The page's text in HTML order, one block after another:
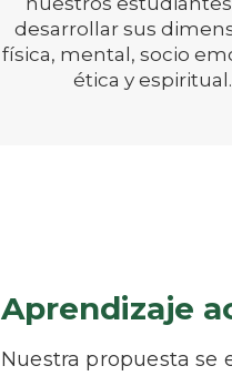
cursos y talleres: música,
arte.
Aprendizaje
Nuestra propuesta se